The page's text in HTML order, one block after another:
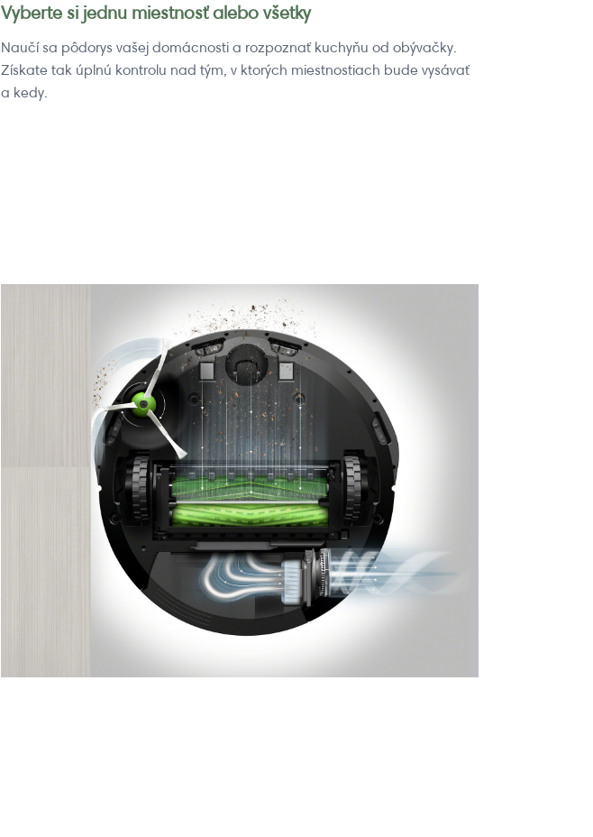
Vyberte si jednu miestnosť alebo všetky
Naučí sa pôdorys vašej domácnosti a rozpoznať kuchyňu od obývačky.
Získate tak úplnú kontrolu nad tým, v ktorých miestnostiach bude vysávať
a kedy.